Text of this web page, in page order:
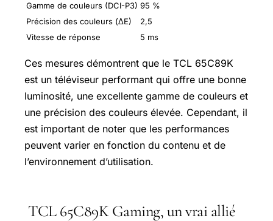
Gamme de couleurs (DCI-P3) 95 %
Précision des couleurs (ΔE)
2,5
Vitesse de réponse
5 ms
Ces mesures démontrent que le TCL 65C89K
est un téléviseur performant qui offre une bonne
luminosité, une excellente gamme de couleurs et
une précision des couleurs élevée. Cependant, il
est important de noter que les performances
peuvent varier en fonction du contenu et de
l’environnement d’utilisation.
TCL 65C89K Gaming, un vrai allié